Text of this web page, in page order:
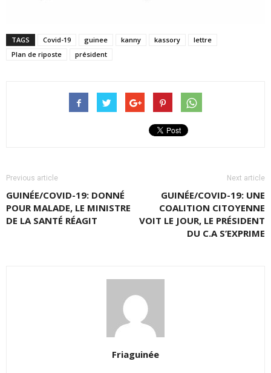
TAGS Covid-19 guinee kanny kassory
lettre
Plan de riposte
président
Previous article
GUINÉE/COVID-19: DONNÉ
POUR MALADE, LE MINISTRE
DE LA SANTÉ RÉAGIT
Next article
GUINÉE/COVID-19: UNE
COALITION CITOYENNE
VOIT LE JOUR, LE PRÉSIDENT
DU C.A S’EXPRIME
Friaguinée